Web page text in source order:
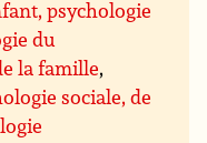
psychologie
du
la famille,
sociale, de